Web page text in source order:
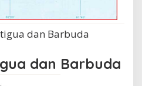
dan Barbuda
dan Barbuda